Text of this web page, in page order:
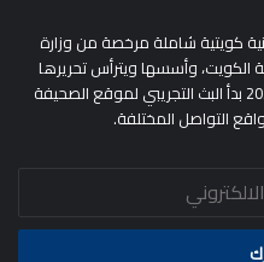
كويتية شاملة مرخصة من وزارة
الكويت، وأسسها ويترأس تحريرها
الكاتب/ مطلق الحريجي ، وفي مايو 2024 بدأ البث التجريبي لموقع الصحيفة
التواصل المختلفة.